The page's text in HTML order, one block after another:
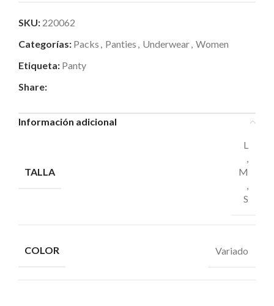
SKU: 220062
Categorías: Packs , Panties , Underwear, Women
Etiqueta: Panty
Share:
Información adicional
TALLA
L
,
M
,
S
COLOR Variado